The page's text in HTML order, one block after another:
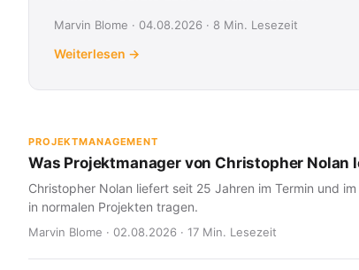
Marvin Blome · 04.08.2026 · 8 Min. Lesezeit
Weiterlesen →
PROJEKTMANAGEMENT
Was Projektmanager von Christopher Nolan
Christopher Nolan liefert seit 25 Jahren im Termin und
in normalen Projekten tragen.
Marvin Blome · 02.08.2026 · 17 Min. Lesezeit